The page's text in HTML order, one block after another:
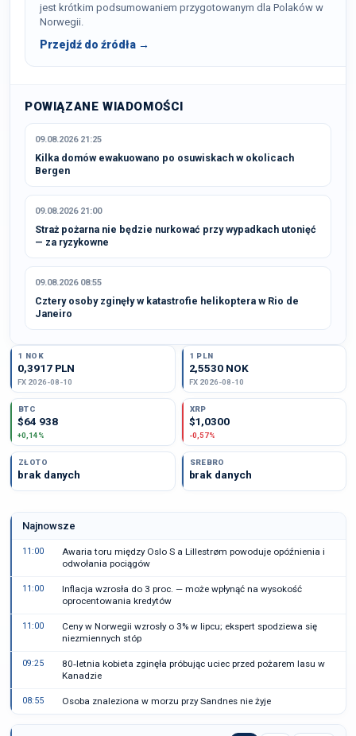
jest krótkim podsumowaniem przygotowanym dla Polaków w
Norwegii.
Przejdź do źródła →
POWIĄZANE WIADOMOŚCI
09.08.2026 21:25
Kilka domów ewakuowano po osuwiskach w okolicach
Bergen
09.08.2026 21:00
Straż pożarna nie będzie nurkować przy wypadkach utonięć
— za ryzykowne
09.08.2026 08:55
Cztery osoby zginęły w katastrofie helikoptera w Rio de
Janeiro
1 NOK
0,3917 PLN
FX 2026-08-10
1 PLN
2,5530 NOK
FX 2026-08-10
BTC
$64 938
+0,14%
XRP
$1,0300
-0,57%
ZŁOTO
brak danych
SREBRO
brak danych
Najnowsze
11:00
Awaria toru między Oslo S a Lillestrøm powoduje opóźnienia i
odwołania pociągów
11:00
Inflacja wzrosła do 3 proc. — może wpłynąć na wysokość
oprocentowania kredytów
11:00
Ceny w Norwegii wzrosły o 3% w lipcu; ekspert spodziewa się
niezmiennych stóp
09:25
80‑letnia kobieta zginęła próbując uciec przed pożarem lasu w
Kanadzie
08:55 Osoba znaleziona w morzu przy Sandnes nie żyje